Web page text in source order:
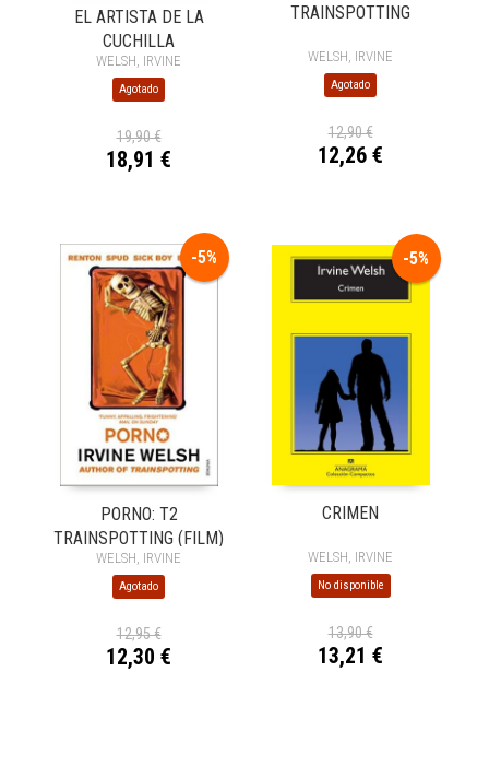
EL ARTISTA DE LA
CUCHILLA
WELSH, IRVINE
Agotado
19,90 €
18,91 €
TRAINSPOTTING
WELSH, IRVINE
Agotado
12,90 €
12,26 €
-5%
PORNO: T2
TRAINSPOTTING (FILM)
WELSH, IRVINE
Agotado
12,95 €
12,30 €
-5%
CRIMEN
WELSH, IRVINE
No disponible
13,90 €
13,21 €